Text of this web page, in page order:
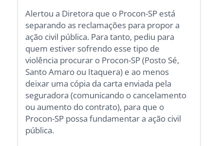
Alertou a Diretora que o Procon-SP está
separando as reclamações para propor a
ação civil pública. Para tanto, pediu para
quem estiver sofrendo esse tipo de
violência procurar o Procon-SP (Posto Sé,
Santo Amaro ou Itaquera) e ao menos
deixar uma cópia da carta enviada pela
seguradora (comunicando o cancelamento
ou aumento do contrato), para que o
Procon-SP possa fundamentar a ação civil
pública.